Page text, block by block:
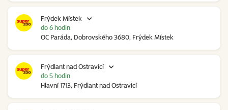
Frýdek Místek
OC Paráda, Dobrovského 3680, Frýdek Místek
do 6 hodin
Frýdlant nad Ostravicí
Hlavní 1713, Frýdlant nad Ostravicí
do 5 hodin